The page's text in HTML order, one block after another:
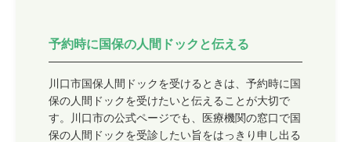
予約時に国保の人間ドックと伝える
川口市国保人間ドックを受けるときは、予約時に国
保の人間ドックを受けたいと伝えることが大切で
す。川口市の公式ページでも、医療機関の窓口で国
保の人間ドックを受診したい旨をはっきり申し出る